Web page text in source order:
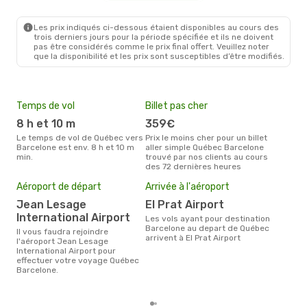
Les prix indiqués ci-dessous étaient disponibles au cours des
trois derniers jours pour la période spécifiée et ils ne doivent
pas être considérés comme le prix final offert. Veuillez noter
que la disponibilité et les prix sont susceptibles d’être modifiés.
Temps de vol
8 h et 10 m
Le temps de vol de Québec vers
Barcelone est env. 8 h et 10 m
min.
Billet pas cher
359€
Prix le moins cher pour un billet
aller simple Québec Barcelone
trouvé par nos clients au cours
des 72 dernières heures
Aéroport de départ
Jean Lesage
International Airport
Il vous faudra rejoindre
l'aéroport Jean Lesage
International Airport pour
effectuer votre voyage Québec
Barcelone.
Arrivée à l'aéroport
El Prat Airport
Les vols ayant pour destination
Barcelone au depart de Québec
arrivent à El Prat Airport